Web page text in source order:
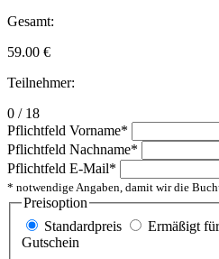
Gesamt:
59.00 €
Teilnehmer:
0 / 18
Pflichtfeld Vorname*
Pflichtfeld Nachname*
Pflichtfeld E-Mail*
* notwendige Angaben, damit wir die
Preisoption
Standardpreis
Ermäßigt
Gutschein